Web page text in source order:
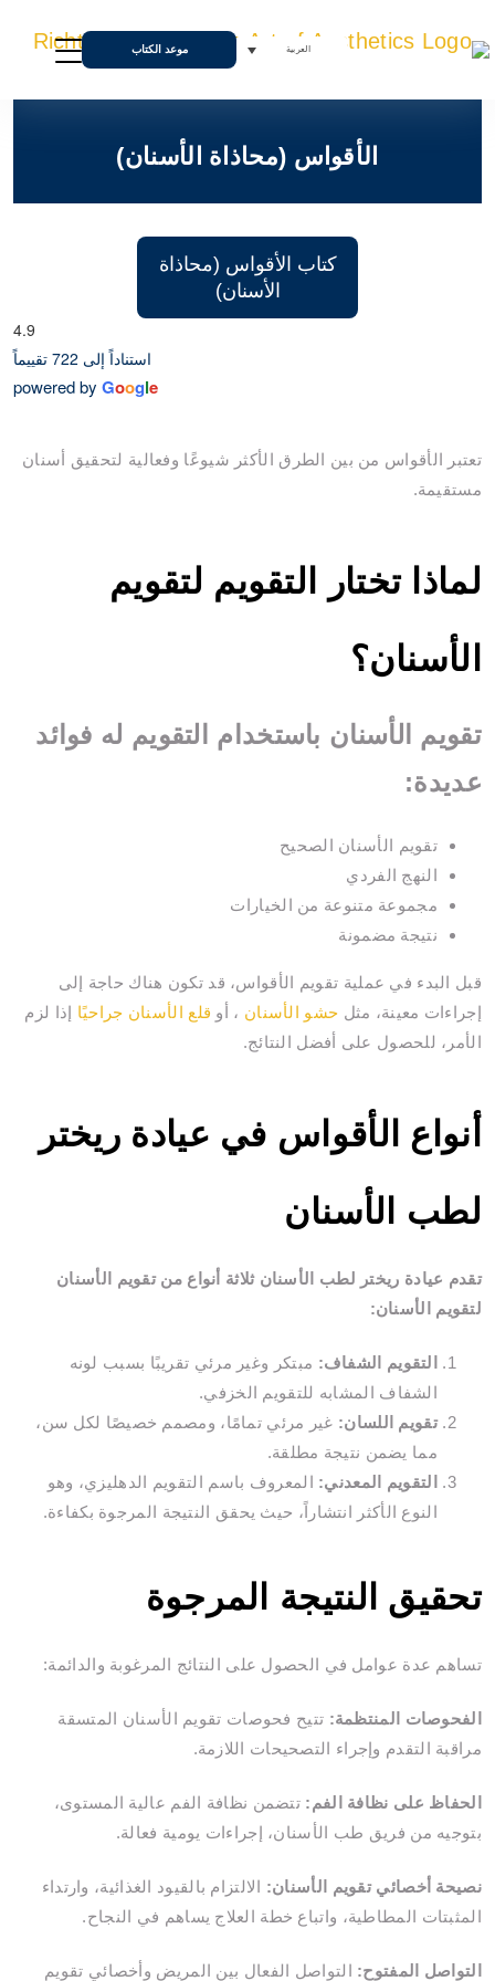
العربية موعد الكتاب
الأقواس (محاذاة الأسنان)
كتاب الأقواس (محاذاة
الأسنان)
4.9
استناداً إلى 722 تقييماً
powered by Google
تعتبر الأقواس من بين الطرق الأكثر شيوعًا وفعالية لتحقيق أسنان
مستقيمة.
لماذا تختار التقويم لتقويم
الأسنان؟
تقويم الأسنان باستخدام التقويم له فوائد
عديدة:
تقويم الأسنان الصحيح
النهج الفردي
مجموعة متنوعة من الخيارات
نتيجة مضمونة
قبل البدء في عملية تقويم الأقواس، قد تكون هناك حاجة إلى
إجراءات معينة، مثل حشو الأسنان ، أو قلع الأسنان جراحيًا إذا لزم
الأمر، للحصول على أفضل النتائج.
أنواع الأقواس في عيادة ريختر
لطب الأسنان
تقدم عيادة ريختر لطب الأسنان ثلاثة أنواع من تقويم الأسنان
لتقويم الأسنان:
التقويم الشفاف: مبتكر وغير مرئي تقريبًا بسبب لونه
الشفاف المشابه للتقويم الخزفي.
تقويم اللسان: غير مرئي تمامًا، ومصمم خصيصًا لكل سن،
مما يضمن نتيجة مطلقة.
التقويم المعدني: المعروف باسم التقويم الدهليزي، وهو
النوع الأكثر انتشاراً، حيث يحقق النتيجة المرجوة بكفاءة.
تحقيق النتيجة المرجوة
تساهم عدة عوامل في الحصول على النتائج المرغوبة والدائمة:
الفحوصات المنتظمة: تتيح فحوصات تقويم الأسنان المتسقة
مراقبة التقدم وإجراء التصحيحات اللازمة.
الحفاظ على نظافة الفم: تتضمن نظافة الفم عالية المستوى،
بتوجيه من فريق طب الأسنان، إجراءات يومية فعالة.
نصيحة أخصائي تقويم الأسنان: الالتزام بالقيود الغذائية، وارتداء
المثبتات المطاطية، واتباع خطة العلاج يساهم في النجاح.
التواصل المفتوح: التواصل الفعال بين المريض وأخصائي تقويم